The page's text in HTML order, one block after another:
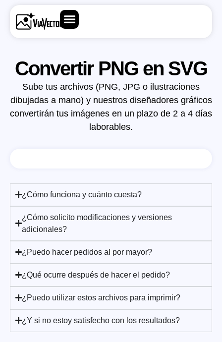
Convertir PNG en SVG
Sube tus archivos (PNG, JPG o ilustraciones
dibujadas a mano) y nuestros diseñadores gráficos
convertirán tus imágenes en un plazo de 2 a 4 días
laborables.
¿Cómo funciona y cuánto cuesta?
¿Cómo solicito modificaciones y versiones
adicionales?
¿Puedo hacer pedidos al por mayor?
¿Qué ocurre después de hacer el pedido?
¿Puedo utilizar estos archivos para imprimir?
¿Y si no estoy satisfecho con los resultados?